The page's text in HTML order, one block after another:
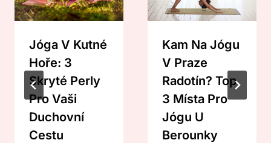
Jóga V Kutné
Hoře: 3
Skryté Perly
Pro Vaši
Duchovní
Cestu
Kam Na Jógu
V Praze
Radotín? Top
3 Místa Pro
Jógu U
Berounky